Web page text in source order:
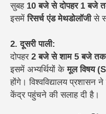
सुबह 10 बजे से दोपहर 1 बजे
इसमेंरिसर्च एंड मेथडोलॉजीसे
2. दूसरी पाली:
दोपहर 2 बजे से शाम 5 बजे तक
इसमें अभ्यर्थियों केमूल विषय
होंगे।विश्वविद्यालय प्रशासन
केंद्र पहुंचने की सलाह दी है।